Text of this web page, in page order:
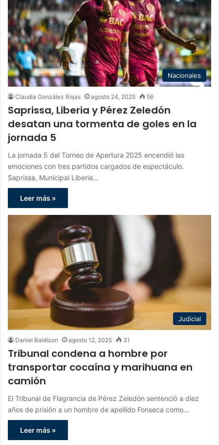
Nacionales
Claudia González Rojas agosto 24, 2025 56
Saprissa, Liberia y Pérez Zeledón
desatan una tormenta de goles en la
jornada 5
La jornada 5 del Torneo de Apertura 2025 encendió las
emociones con tres partidos cargados de espectáculo.
Saprissa, Municipal Liberia…
Leer más »
Judicial
Daniel Baldizon agosto 12, 2025 31
Tribunal condena a hombre por
transportar cocaína y marihuana en
camión
El Tribunal de Flagrancia de Pérez Zeledón sentenció a diez
años de prisión a un hombre de apellido Fonseca como…
Leer más »